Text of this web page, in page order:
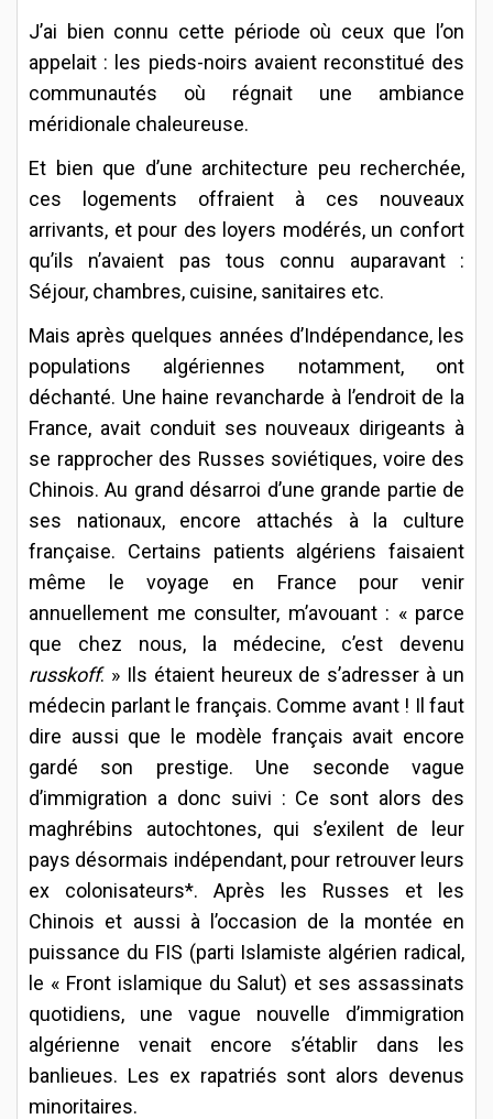
J’ai bien connu cette période où ceux que l’on
appelait : les pieds-noirs avaient reconstitué des
communautés où régnait une ambiance
méridionale chaleureuse.
Et bien que d’une architecture peu recherchée,
ces logements offraient à ces nouveaux
arrivants, et pour des loyers modérés, un confort
qu’ils n’avaient pas tous connu auparavant :
Séjour, chambres, cuisine, sanitaires etc.
Mais après quelques années d’Indépendance, les
populations algériennes notamment, ont
déchanté. Une haine revancharde à l’endroit de la
France, avait conduit ses nouveaux dirigeants à
se rapprocher des Russes soviétiques, voire des
Chinois. Au grand désarroi d’une grande partie de
ses nationaux, encore attachés à la culture
française. Certains patients algériens faisaient
même le voyage en France pour venir
annuellement me consulter, m’avouant : « parce
que chez nous, la médecine, c’est devenu
russkoff. » Ils étaient heureux de s’adresser à un
médecin parlant le français. Comme avant ! Il faut
dire aussi que le modèle français avait encore
gardé son prestige. Une seconde vague
d’immigration a donc suivi : Ce sont alors des
maghrébins autochtones, qui s’exilent de leur
pays désormais indépendant, pour retrouver leurs
ex colonisateurs*. Après les Russes et les
Chinois et aussi à l’occasion de la montée en
puissance du FIS (parti Islamiste algérien radical,
le « Front islamique du Salut) et ses assassinats
quotidiens, une vague nouvelle d’immigration
algérienne venait encore s’établir dans les
banlieues. Les ex rapatriés sont alors devenus
minoritaires.